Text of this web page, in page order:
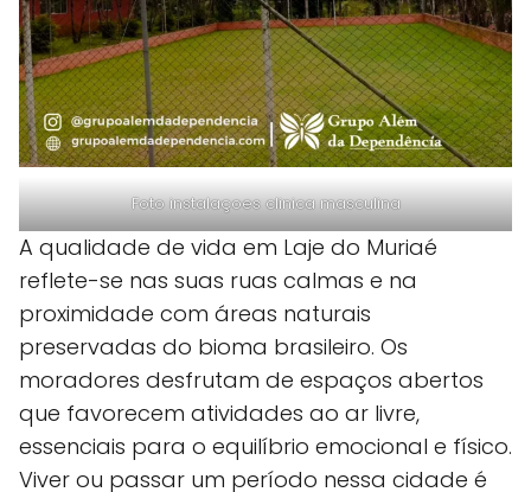
Foto instalaçoes clinica masculina
A qualidade de vida em Laje do Muriaé
reflete-se nas suas ruas calmas e na
proximidade com áreas naturais
preservadas do bioma brasileiro. Os
moradores desfrutam de espaços abertos
que favorecem atividades ao ar livre,
essenciais para o equilíbrio emocional e físico.
Viver ou passar um período nessa cidade é